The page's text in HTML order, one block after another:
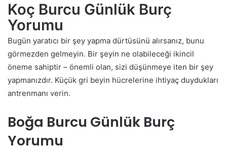
Koç Burcu Günlük Burç
Yorumu
Bugün yaratıcı bir şey yapma dürtüsünü alırsanız, bunu
görmezden gelmeyin. Bir şeyin ne olabileceği ikincil
öneme sahiptir – önemli olan, sizi düşünmeye iten bir şey
yapmanızdır. Küçük gri beyin hücrelerine ihtiyaç duydukları
antrenmanı verin.
Boğa Burcu Günlük Burç
Yorumu